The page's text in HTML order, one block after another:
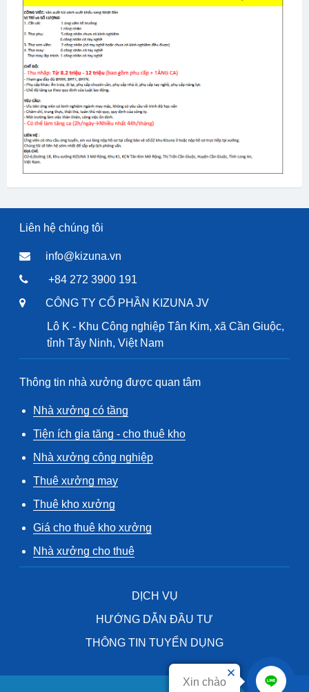
Xin chào
Liên hệ chúng tôi
info@kizuna.vn
+84 272 3900 191
CÔNG TY CỔ PHẦN KIZUNA JV
Lô K - Khu Công nghiệp Tân Kim, xã Cần Giuộc,
tỉnh Tây Ninh, Việt Nam
Thông tin nhà xưởng được quan tâm
Nhà xưởng có tầng
Tiện ích gia tăng - cho thuê kho
Nhà xưởng công nghiệp
Thuê xưởng may
Thuê kho xưởng
Giá cho thuê kho xưởng
Nhà xưởng cho thuê
DỊCH VỤ
HƯỚNG DẪN ĐẦU TƯ
THÔNG TIN TUYỂN DỤNG